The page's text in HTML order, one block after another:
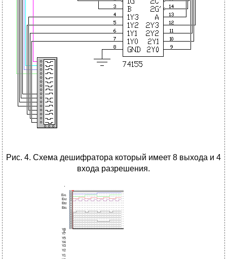
Рис. 4. Схема дешифратора который имеет 8 выхода и 4
входа разрешения.